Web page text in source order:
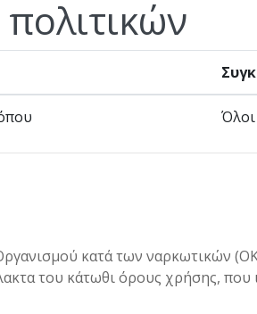
κατά των ναρκωτικών
του κάτωθι όρους χρήσης,